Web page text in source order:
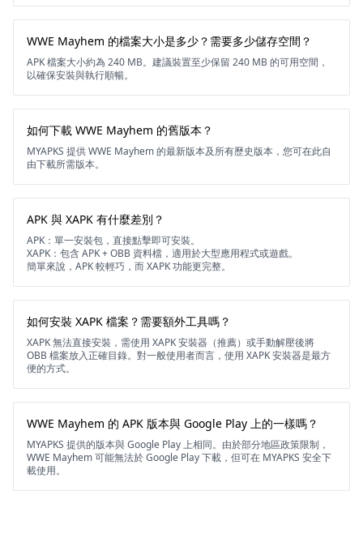
WWE Mayhem 的檔案大小是多少？需要多少儲存空間？
APK 檔案大小約為 240 MB。建議裝置至少保留 240 MB 的可用空間，
以確保安裝與執行順暢。
如何下載 WWE Mayhem 的舊版本？
MYAPKS 提供 WWE Mayhem 的最新版本及所有歷史版本，您可在此自
由下載所需版本。
APK 與 XAPK 有什麼差別？
APK：單一安裝包，直接點擊即可安裝。
XAPK：包含 APK + OBB 資料檔，適用於大型應用程式或遊戲。
簡單來說，APK 較輕巧，而 XAPK 功能更完整。
如何安裝 XAPK 檔案？需要額外工具嗎？
XAPK 無法直接安裝，需使用 XAPK 安裝器（推薦）或手動解壓後將
OBB 檔案放入正確目錄。對一般使用者而言，使用 XAPK 安裝器是最方
便的方式。
WWE Mayhem 的 APK 版本與 Google Play 上的一樣嗎？
MYAPKS 提供的版本與 Google Play 上相同。由於部分地區政策限制，
WWE Mayhem 可能無法於 Google Play 下載，但可在 MYAPKS 安全下
載使用。